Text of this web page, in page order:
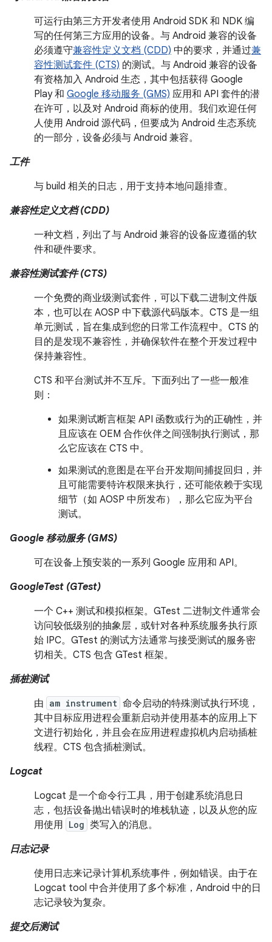
可运行由第三方开发者使用 Android SDK 和 NDK 编
写的任何第三方应用的设备。与 Android 兼容的设备
必须遵守兼容性定义文档 (CDD) 中的要求，并通过兼
容性测试套件 (CTS) 的测试。与 Android 兼容的设备
有资格加入 Android 生态，其中包括获得 Google
Play 和 Google 移动服务 (GMS) 应用和 API 套件的潜
在许可，以及对 Android 商标的使用。我们欢迎任何
人使用 Android 源代码，但要成为 Android 生态系统
的一部分，设备必须与 Android 兼容。
工件
与 build 相关的日志，用于支持本地问题排查。
兼容性定义文档 (CDD)
一种文档，列出了与 Android 兼容的设备应遵循的软
件和硬件要求。
兼容性测试套件 (CTS)
一个免费的商业级测试套件，可以下载二进制文件版
本，也可以在 AOSP 中下载源代码版本。CTS 是一组
单元测试，旨在集成到您的日常工作流程中。CTS 的
目的是发现不兼容性，并确保软件在整个开发过程中
保持兼容性。
CTS 和平台测试并不互斥。下面列出了一些一般准
则：
如果测试断言框架 API 函数或行为的正确性，并
且应该在 OEM 合作伙伴之间强制执行测试，那
么它应该在 CTS 中。
如果测试的意图是在平台开发期间捕捉回归，并
且可能需要特许权限来执行，还可能依赖于实现
细节（如 AOSP 中所发布），那么它应为平台
测试。
Google 移动服务 (GMS)
可在设备上预安装的一系列 Google 应用和 API。
GoogleTest (GTest)
一个 C++ 测试和模拟框架。GTest 二进制文件通常会
访问较低级别的抽象层，或针对各种系统服务执行原
始 IPC。GTest 的测试方法通常与接受测试的服务密
切相关。CTS 包含 GTest 框架。
插桩测试
由 am instrument 命令启动的特殊测试执行环境，
其中目标应用进程会重新启动并使用基本的应用上下
文进行初始化，并且会在应用进程虚拟机内启动插桩
线程。CTS 包含插桩测试。
Logcat
Logcat 是一个命令行工具，用于创建系统消息日
志，包括设备抛出错误时的堆栈轨迹，以及从您的应
用使用 Log 类写入的消息。
日志记录
使用日志来记录计算机系统事件，例如错误。由于在
Logcat tool 中合并使用了多个标准，Android 中的日
志记录较为复杂。
提交后测试